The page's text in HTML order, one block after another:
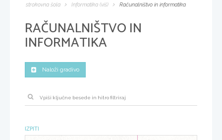
strokovna šola
Informatika (viš) Računalništvo in informatika
RAČUNALNIŠTVO IN
INFORMATIKA
Naloži gradivo
IZPITI